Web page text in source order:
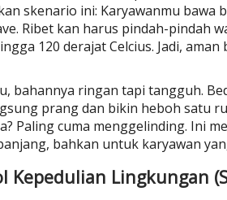
skenario ini: Karyawanmu bawa
Ribet kan harus pindah-pindah
120 derajat Celcius. Jadi,
bahannya ringan tapi tangguh.
prang dan bikin heboh satu
Paling cuma menggelinding. Ini
bahkan untuk karyawan
Kepedulian Lingkungan